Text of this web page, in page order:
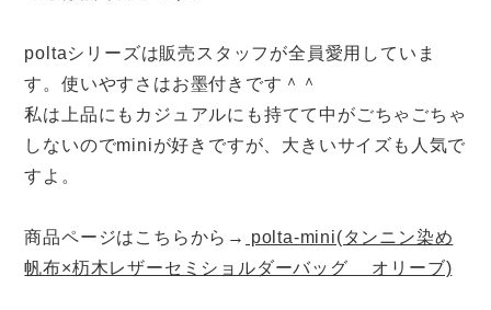
poltaシリーズは販売スタッフが全員愛用していま
す。使いやすさはお墨付きです＾＾
私は上品にもカジュアルにも持てて中がごちゃごちゃ
しないのでminiが好きですが、大きいサイズも人気で
すよ。
商品ページはこちらから→ polta-mini(タンニン染め
帆布×杤木レザーセミショルダーバッグ オリーブ)